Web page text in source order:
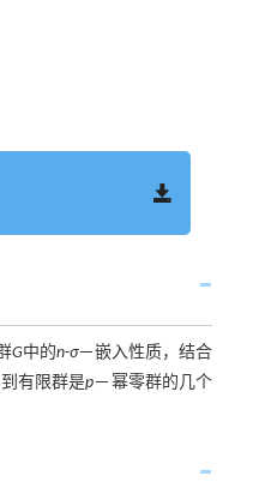
G中的n-σ－嵌入性质，结合
有限群是p－幂零群的几个